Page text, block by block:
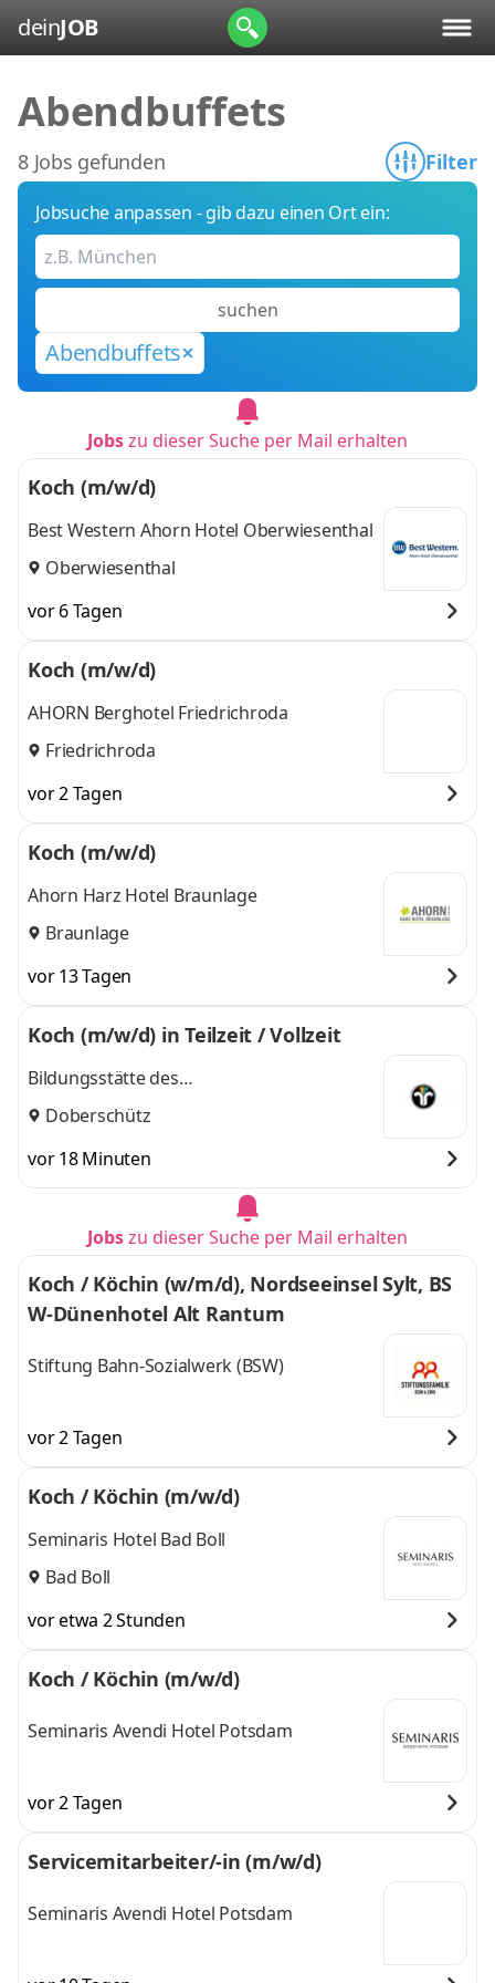
deinJOB
Abendbuffets
8 Jobs gefunden Filter
Jobsuche anpassen - gib dazu einen Ort ein:
suchen
Abendbuffets
Jobszu dieser Suche per Mail erhalten
Koch (m/w/d)
Best Western Ahorn Hotel Oberwiesenthal
Oberwiesenthal
vor 6 Tagen
Koch (m/w/d)
AHORN Berghotel Friedrichroda
Friedrichroda
vor 2 Tagen
Koch (m/w/d)
Ahorn Harz Hotel Braunlage
Braunlage
vor 13 Tagen
Koch (m/w/d) in Teilzeit / Vollzeit
Bildungsstätte des
Schornsteinfegerhandwerks e.V.
Doberschütz
vor 18 Minuten
Jobszu dieser Suche per Mail erhalten
Koch / Köchin (w/m/d), Nordseeinsel Sylt, BS
W-Dünenhotel Alt Rantum
Stiftung Bahn-Sozialwerk (BSW)
vor 2 Tagen
Koch / Köchin (m/w/d)
Seminaris Hotel Bad Boll
Bad Boll
vor etwa 2 Stunden
Koch / Köchin (m/w/d)
Seminaris Avendi Hotel Potsdam
vor 2 Tagen
Servicemitarbeiter/-in (m/w/d)
Seminaris Avendi Hotel Potsdam